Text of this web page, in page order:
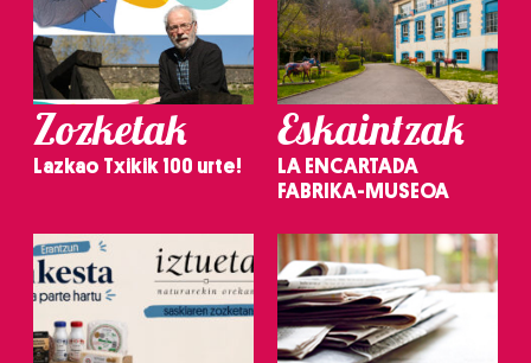
Zozketak
Lazkao Txikik 100 urte!
Eskaintzak
LA ENCARTADA
FABRIKA-MUSEOA